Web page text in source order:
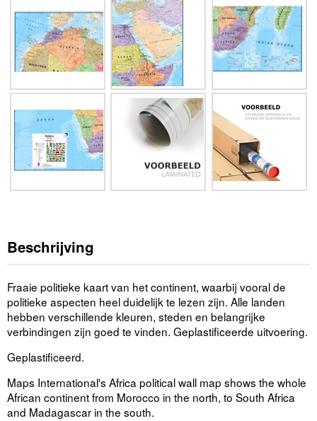
Beschrijving
Fraaie politieke kaart van het continent, waarbij vooral de
politieke aspecten heel duidelijk te lezen zijn. Alle landen
hebben verschillende kleuren, steden en belangrijke
verbindingen zijn goed te vinden. Geplastificeerde uitvoering.
Geplastificeerd.
Maps International's Africa political wall map shows the whole
African continent from Morocco in the north, to South Africa
and Madagascar in the south.